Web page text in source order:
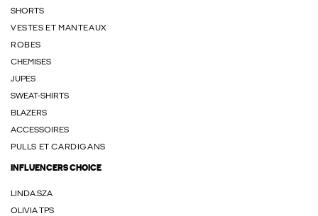
SHORTS
VESTES ET MANTEAUX
ROBES
CHEMISES
JUPES
SWEAT-SHIRTS
BLAZERS
ACCESSOIRES
PULLS ET CARDIGANS
INFLUENCERS CHOICE
LINDA.SZA
OLIVIA TPS